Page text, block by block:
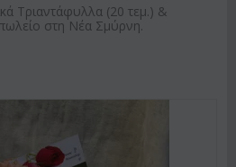
Τριαντάφυλλα (20 τεμ.) &
στη Νέα Σμύρνη.